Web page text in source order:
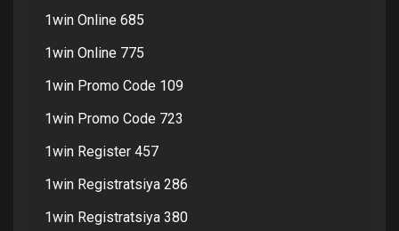
1win Online 685
1win Online 775
1win Promo Code 109
1win Promo Code 723
1win Register 457
1win Registratsiya 286
1win Registratsiya 380